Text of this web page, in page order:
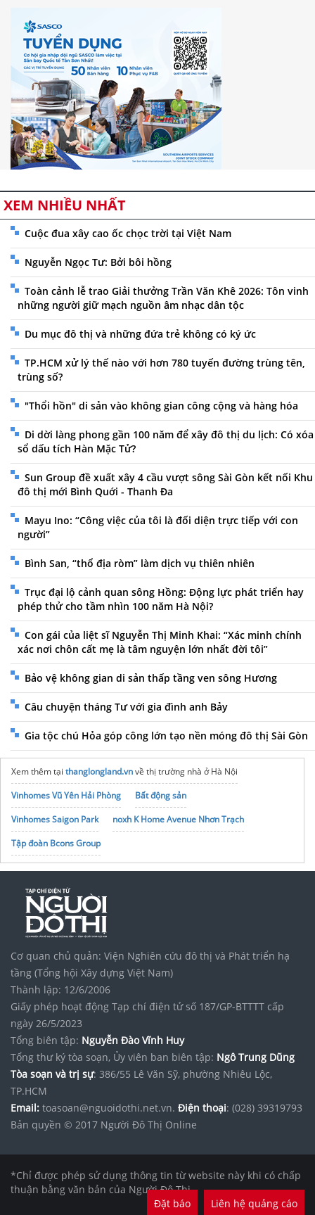
XEM NHIỀU NHẤT
Cuộc đua xây cao ốc chọc trời tại Việt Nam
Nguyễn Ngọc Tư: Bởi bôi hồng
Toàn cảnh lễ trao Giải thưởng Trần Văn Khê 2026: Tôn vinh
những người giữ mạch nguồn âm nhạc dân tộc
Du mục đô thị và những đứa trẻ không có ký ức
TP.HCM xử lý thế nào với hơn 780 tuyến đường trùng tên,
trùng số?
"Thổi hồn" di sản vào không gian công cộng và hàng hóa
Di dời làng phong gần 100 năm để xây đô thị du lịch: Có xóa
sổ dấu tích Hàn Mặc Tử?
Sun Group đề xuất xây 4 cầu vượt sông Sài Gòn kết nối Khu
đô thị mới Bình Quới - Thanh Đa
Mayu Ino: “Công việc của tôi là đối diện trực tiếp với con
người”
Bình San, “thổ địa ròm” làm dịch vụ thiên nhiên
Trục đại lộ cảnh quan sông Hồng: Động lực phát triển hay
phép thử cho tầm nhìn 100 năm Hà Nội?
Con gái của liệt sĩ Nguyễn Thị Minh Khai: “Xác minh chính
xác nơi chôn cất mẹ là tâm nguyện lớn nhất đời tôi”
Bảo vệ không gian di sản thấp tầng ven sông Hương
Câu chuyện tháng Tư với gia đình anh Bảy
Gia tộc chú Hỏa góp công lớn tạo nền móng đô thị Sài Gòn
Xem thêm tại thanglongland.vnvề thị trường nhà ở Hà Nội
Vinhomes Vũ Yên Hải Phòng
Bất động sản
Vinhomes Saigon Park
noxh K Home Avenue Nhơn Trạch
Tập đoàn Bcons Group
Cơ quan chủ quản: Viện Nghiên cứu đô thị và Phát triển hạ
tầng (Tổng hội Xây dựng Việt Nam)
Thành lập: 12/6/2006
Giấy phép hoạt động Tạp chí điện tử số 187/GP-BTTTT cấp
ngày 26/5/2023
Tổng biên tập: Nguyễn Đào Vĩnh Huy
Tổng thư ký tòa soạn, Ủy viên ban biên tập: Ngô Trung Dũng
Tòa soạn và trị sự: 386/55 Lê Văn Sỹ, phường Nhiêu Lộc,
TP.HCM
Email: toasoan@nguoidothi.net.vn. Điện thoại: (028) 39319793
Bản quyền © 2017 Người Đô Thị Online
*Chỉ được phép sử dụng thông tin từ website này khi có chấp
thuận bằng văn bản của Người Đô Thị.
Đặt báo
Liên hệ quảng cáo